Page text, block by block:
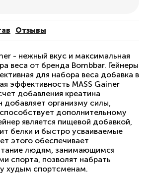
Отзывы
- нежный вкус и максимальная
веса от бренда Bombbar. Гейнеры
для набора веса добавка в
эффективность MASS Gainer
добавления креатина
добавляет организму силы,
дополнительному
является пищевой добавкой,
белки и быстро усваиваемые
этого обеспечивает
людям, занимающимся
спорта, позволят набрать
худым спортсменам.